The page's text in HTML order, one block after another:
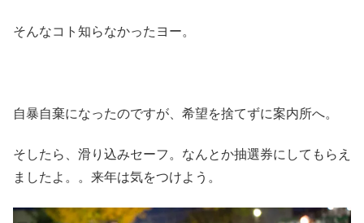
そんなコト知らなかったヨー。
自暴自棄になったのですが、希望を捨てずに案内所へ。
そしたら、滑り込みセーフ。なんとか抽選券にしてもらえ
ましたよ。。来年は気をつけよう。